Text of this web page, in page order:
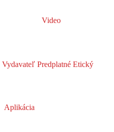
Video
Vydavateľ Predplatné Etický
Aplikácia